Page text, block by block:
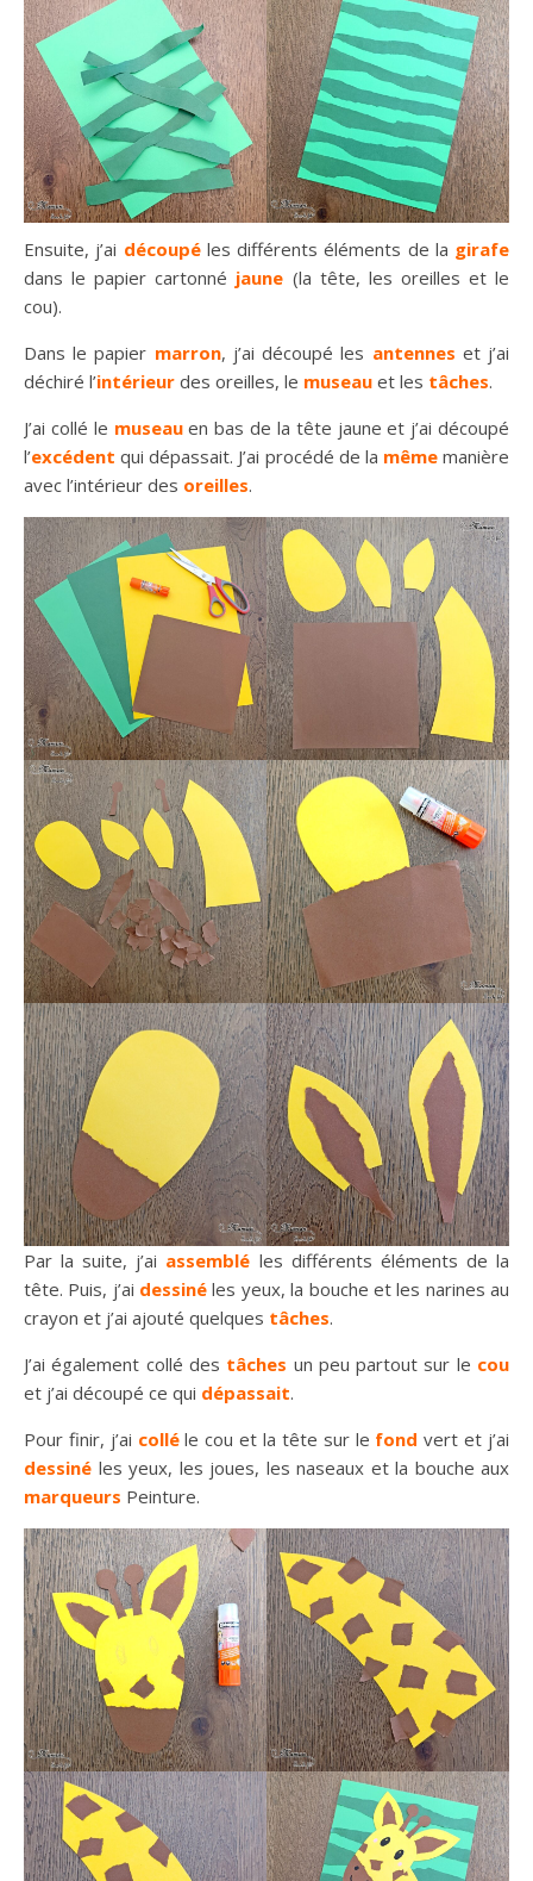
Ensuite, j’ai découpé les différents éléments de la girafe
dans le papier cartonné jaune (la tête, les oreilles et le
cou).
Dans le papier marron, j’ai découpé les antennes et j’ai
déchiré l’intérieur des oreilles, le museau et les tâches.
J’ai collé le museau en bas de la tête jaune et j’ai découpé
l’excédent qui dépassait. J’ai procédé de la même manière
avec l’intérieur des oreilles.
Par la suite, j’ai assemblé les différents éléments de la
tête. Puis, j’ai dessiné les yeux, la bouche et les narines au
crayon et j’ai ajouté quelques tâches.
J’ai également collé des tâches un peu partout sur le cou
et j’ai découpé ce qui dépassait.
Pour finir, j’ai collé le cou et la tête sur le fond vert et j’ai
dessiné les yeux, les joues, les naseaux et la bouche aux
marqueurs Peinture.